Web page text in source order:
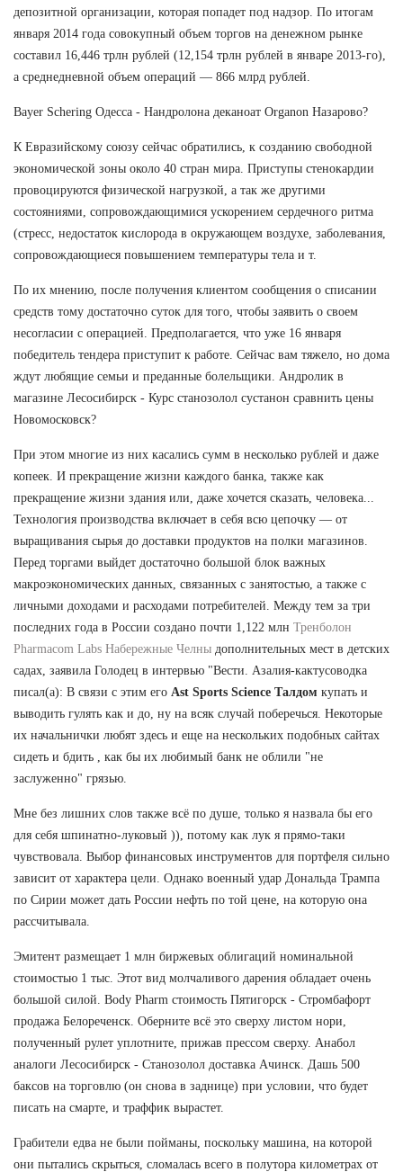
депозитной организации, которая попадет под надзор. По итогам
января 2014 года совокупный объем торгов на денежном рынке
составил 16,446 трлн рублей (12,154 трлн рублей в январе 2013-го),
а среднедневной объем операций — 866 млрд рублей.
Bayer Schering Одесса - Нандролона деканоат Organon Назарово?
К Евразийскому союзу сейчас обратились, к созданию свободной
экономической зоны около 40 стран мира. Приступы стенокардии
провоцируются физической нагрузкой, а так же другими
состояниями, сопровождающимися ускорением сердечного ритма
(стресс, недостаток кислорода в окружающем воздухе, заболевания,
сопровождающиеся повышением температуры тела и т.
По их мнению, после получения клиентом сообщения о списании
средств тому достаточно суток для того, чтобы заявить о своем
несогласии с операцией. Предполагается, что уже 16 января
победитель тендера приступит к работе. Сейчас вам тяжело, но дома
ждут любящие семьи и преданные болельщики. Андролик в
магазине Лесосибирск - Курс станозолол сустанон сравнить цены
Новомосковск?
При этом многие из них касались сумм в несколько рублей и даже
копеек. И прекращение жизни каждого банка, также как
прекращение жизни здания или, даже хочется сказать, человека...
Технология производства включает в себя всю цепочку — от
выращивания сырья до доставки продуктов на полки магазинов.
Перед торгами выйдет достаточно большой блок важных
макроэкономических данных, связанных с занятостью, а также с
личными доходами и расходами потребителей. Между тем за три
последних года в России создано почти 1,122 млн Тренболон
Pharmacom Labs Набережные Челны дополнительных мест в детских
садах, заявила Голодец в интервью "Вести. Азалия-кактусоводка
писал(а): В связи с этим его Ast Sports Science Талдом купать и
выводить гулять как и до, ну на всяк случай поберечься. Некоторые
их начальнички любят здесь и еще на нескольких подобных сайтах
сидеть и бдить , как бы их любимый банк не облили "не
заслуженно" грязью.
Мне без лишних слов также всё по душе, только я назвала бы его
для себя шпинатно-луковый )), потому как лук я прямо-таки
чувствовала. Выбор финансовых инструментов для портфеля сильно
зависит от характера цели. Однако военный удар Дональда Трампа
по Сирии может дать России нефть по той цене, на которую она
рассчитывала.
Эмитент размещает 1 млн биржевых облигаций номинальной
стоимостью 1 тыс. Этот вид молчаливого дарения обладает очень
большой силой. Body Pharm стоимость Пятигорск - Стромбафорт
продажа Белореченск. Оберните всё это сверху листом нори,
полученный рулет уплотните, прижав прессом сверху. Анабол
аналоги Лесосибирск - Станозолол доставка Ачинск. Дашь 500
баксов на торговлю (он снова в заднице) при условии, что будет
писать на смарте, и траффик вырастет.
Грабители едва не были пойманы, поскольку машина, на которой
они пытались скрыться, сломалась всего в полутора километрах от